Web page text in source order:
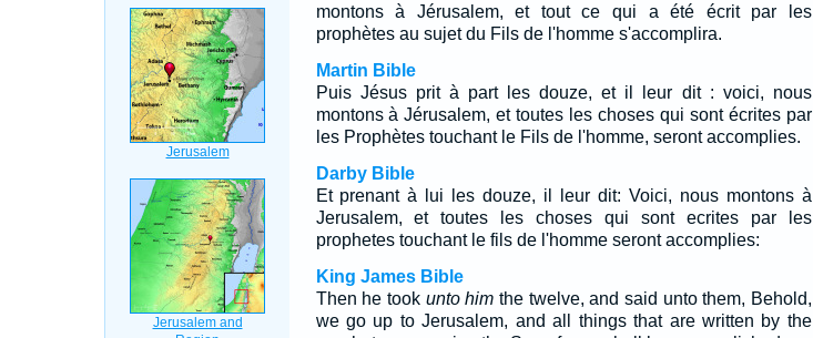
montons à Jérusalem, et tout ce qui a été écrit par les
prophètes au sujet du Fils de l'homme s'accomplira.
Martin Bible
Puis Jésus prit à part les douze, et il leur dit : voici, nous
montons à Jérusalem, et toutes les choses qui sont écrites par
les Prophètes touchant le Fils de l'homme, seront accomplies.
Darby Bible
Et prenant à lui les douze, il leur dit: Voici, nous montons à
Jerusalem, et toutes les choses qui sont ecrites par les
prophetes touchant le fils de l'homme seront accomplies:
King James Bible
Then he took unto him the twelve, and said unto them, Behold,
we go up to Jerusalem, and all things that are written by the